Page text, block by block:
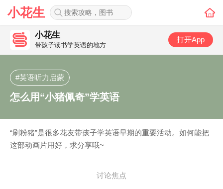
小花生
小花生
带孩子读书学英语的地方
打开App
#英语听力启蒙
怎么用“小猪佩奇”学英语
“刷粉猪”是很多花友带孩子学英语早期的重要活动。如何能把
这部动画片用好，求分享哦~
讨论焦点